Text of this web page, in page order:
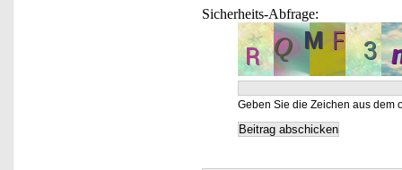
Sicherheits-Abfrage:
Geben Sie die Zeichen aus dem